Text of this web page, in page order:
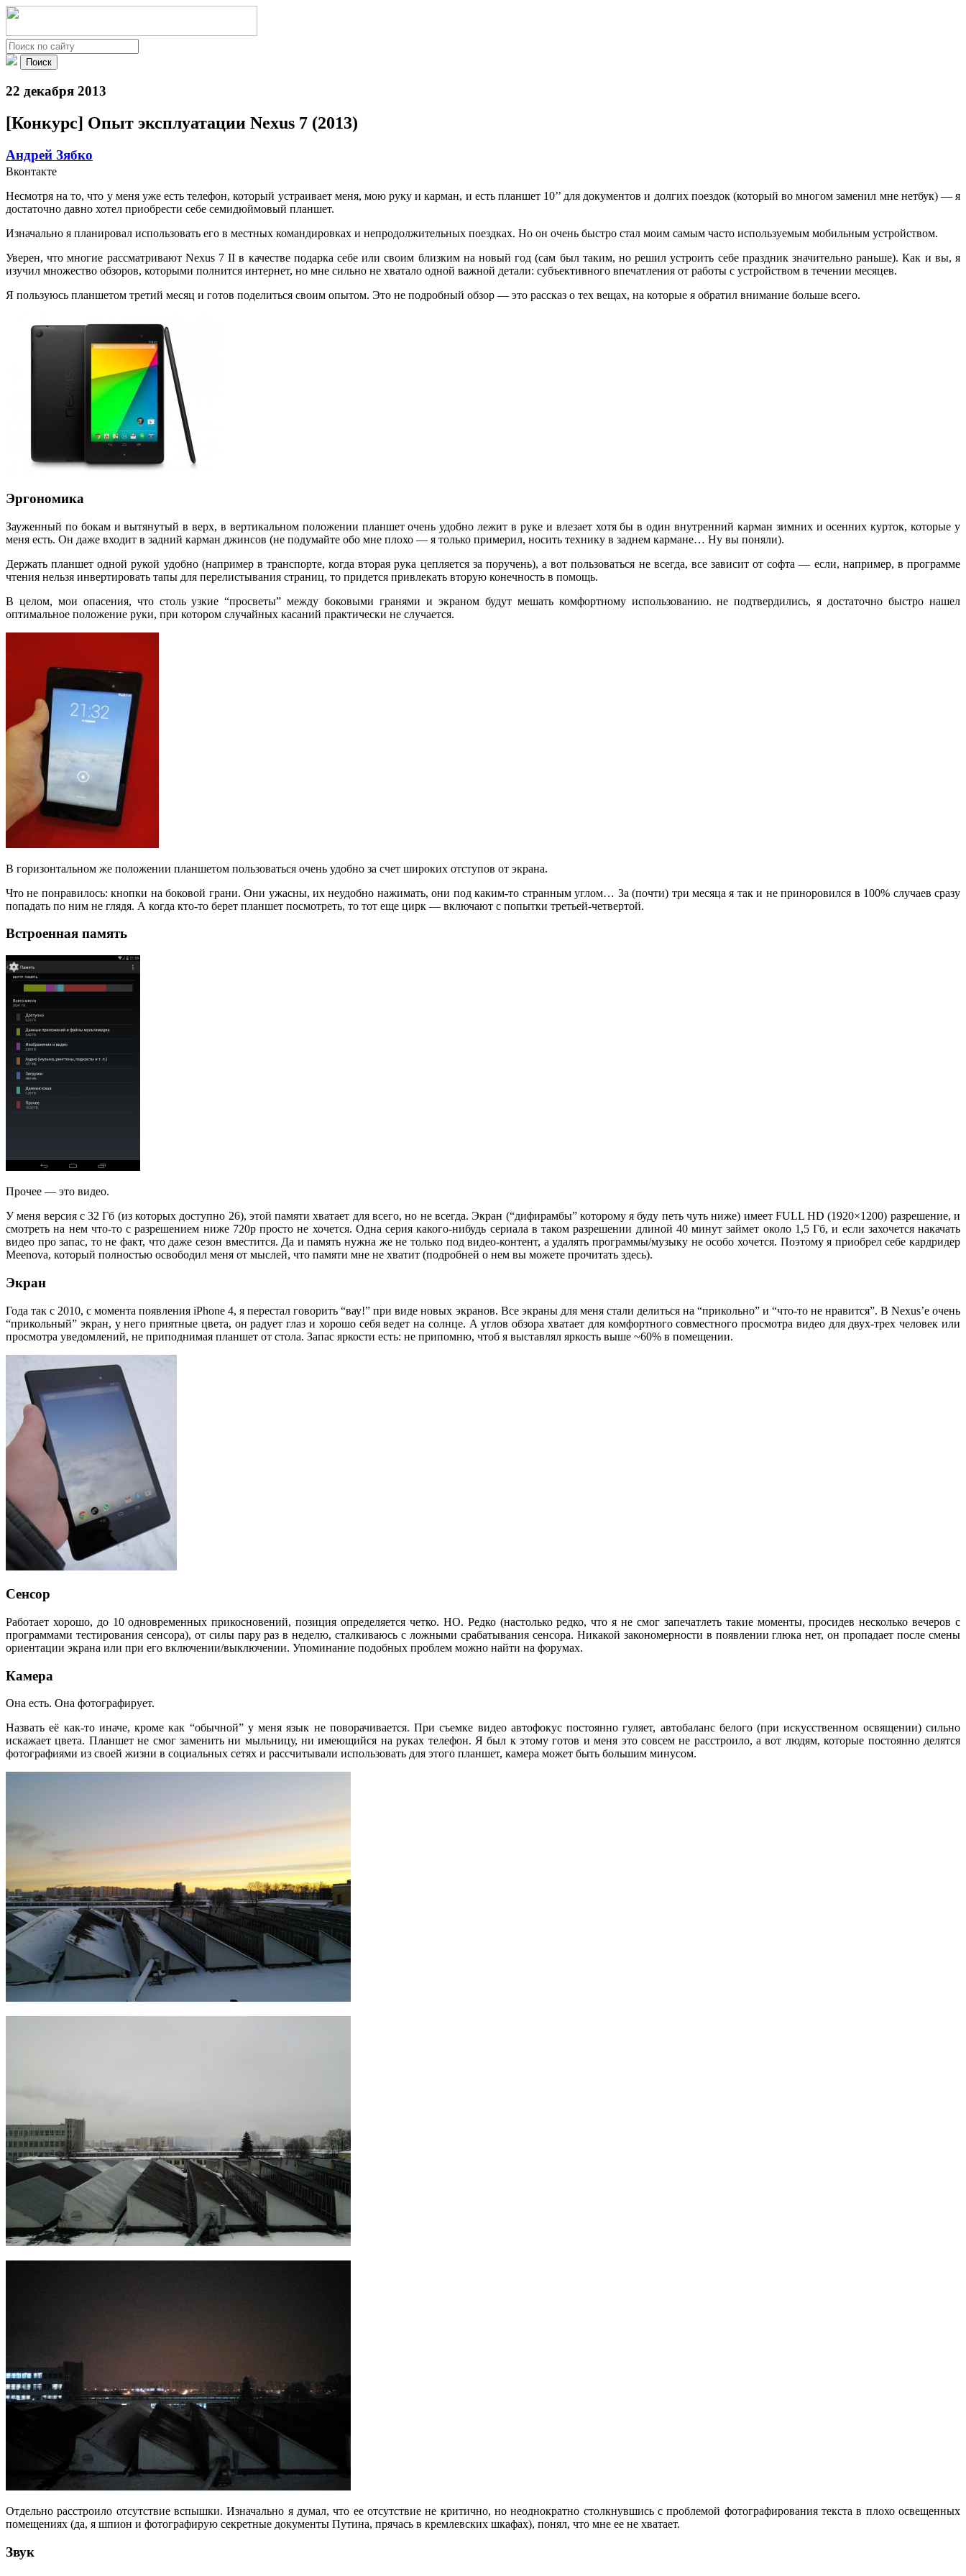
22 декабря 2013
[Конкурс] Опыт эксплуатации Nexus 7 (2013)
Андрей Зябко
Вконтакте
Несмотря на то, что у меня уже есть телефон, который устраивает меня, мою руку и карман, и есть планшет 10’’ для документов и долгих поездок (который во многом заменил мне нетбук) — я
достаточно давно хотел приобрести себе семидюймовый планшет.
Изначально я планировал использовать его в местных командировках и непродолжительных поездках. Но он очень быстро стал моим самым часто используемым мобильным устройством.
Уверен, что многие рассматривают Nexus 7 II в качестве подарка себе или своим близким на новый год (сам был таким, но решил устроить себе праздник значительно раньше). Как и вы, я
изучил множество обзоров, которыми полнится интернет, но мне сильно не хватало одной важной детали: субъективного впечатления от работы с устройством в течении месяцев.
Я пользуюсь планшетом третий месяц и готов поделиться своим опытом. Это не подробный обзор — это рассказ о тех вещах, на которые я обратил внимание больше всего.
Эргономика
Зауженный по бокам и вытянутый в верх, в вертикальном положении планшет очень удобно лежит в руке и влезает хотя бы в один внутренний карман зимних и осенних курток, которые у
меня есть. Он даже входит в задний карман джинсов (не подумайте обо мне плохо — я только примерил, носить технику в заднем кармане… Ну вы поняли).
Держать планшет одной рукой удобно (например в транспорте, когда вторая рука цепляется за поручень), а вот пользоваться не всегда, все зависит от софта — если, например, в программе
чтения нельзя инвертировать тапы для перелистывания страниц, то придется привлекать вторую конечность в помощь.
В целом, мои опасения, что столь узкие “просветы” между боковыми гранями и экраном будут мешать комфортному использованию. не подтвердились, я достаточно быстро нашел
оптимальное положение руки, при котором случайных касаний практически не случается.
В горизонтальном же положении планшетом пользоваться очень удобно за счет широких отступов от экрана.
Что не понравилось: кнопки на боковой грани. Они ужасны, их неудобно нажимать, они под каким-то странным углом… За (почти) три месяца я так и не приноровился в 100% случаев сразу
попадать по ним не глядя. А когда кто-то берет планшет посмотреть, то тот еще цирк — включают с попытки третьей-четвертой.
Встроенная память
Прочее — это видео.
У меня версия с 32 Гб (из которых доступно 26), этой памяти хватает для всего, но не всегда. Экран (“дифирамбы” которому я буду петь чуть ниже) имеет FULL HD (1920×1200) разрешение, и
смотреть на нем что-то с разрешением ниже 720p просто не хочется. Одна серия какого-нибудь сериала в таком разрешении длиной 40 минут займет около 1,5 Гб, и если захочется накачать
видео про запас, то не факт, что даже сезон вместится. Да и память нужна же не только под видео-контент, а удалять программы/музыку не особо хочется. Поэтому я приобрел себе кардридер
Meenova, который полностью освободил меня от мыслей, что памяти мне не хватит (подробней о нем вы можете прочитать здесь).
Экран
Года так с 2010, с момента появления iPhone 4, я перестал говорить “вау!” при виде новых экранов. Все экраны для меня стали делиться на “прикольно” и “что-то не нравится”. В Nexus’е очень
“прикольный” экран, у него приятные цвета, он радует глаз и хорошо себя ведет на солнце. А углов обзора хватает для комфортного совместного просмотра видео для двух-трех человек или
просмотра уведомлений, не приподнимая планшет от стола. Запас яркости есть: не припомню, чтоб я выставлял яркость выше ~60% в помещении.
Сенсор
Работает хорошо, до 10 одновременных прикосновений, позиция определяется четко. НО. Редко (настолько редко, что я не смог запечатлеть такие моменты, просидев несколько вечеров с
программами тестирования сенсора), от силы пару раз в неделю, сталкиваюсь с ложными срабатывания сенсора. Никакой закономерности в появлении глюка нет, он пропадает после смены
ориентации экрана или при его включении/выключении. Упоминание подобных проблем можно найти на форумах.
Камера
Она есть. Она фотографирует.
Назвать её как-то иначе, кроме как “обычной” у меня язык не поворачивается. При съемке видео автофокус постоянно гуляет, автобаланс белого (при искусственном освящении) сильно
искажает цвета. Планшет не смог заменить ни мыльницу, ни имеющийся на руках телефон. Я был к этому готов и меня это совсем не расстроило, а вот людям, которые постоянно делятся
фотографиями из своей жизни в социальных сетях и рассчитывали использовать для этого планшет, камера может быть большим минусом.
Отдельно расстроило отсутствие вспышки. Изначально я думал, что ее отсутствие не критично, но неоднократно столкнувшись с проблемой фотографирования текста в плохо освещенных
помещениях (да, я шпион и фотографирую секретные документы Путина, прячась в кремлевских шкафах), понял, что мне ее не хватает.
Звук